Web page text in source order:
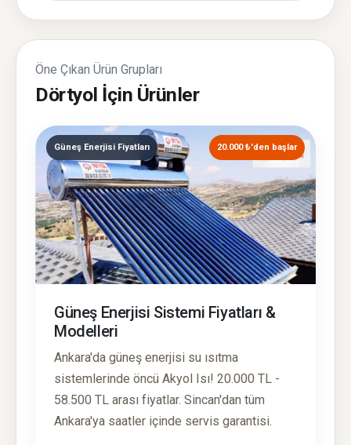
Öne Çıkan Ürün Grupları
Dörtyol İçin Ürünler
Güneş Enerjisi Fiyatları 20.000 ₺'den başlar
Güneş Enerjisi Sistemi Fiyatları &
Modelleri
Ankara'da güneş enerjisi su ısıtma
sistemlerinde öncü Akyol Isı! 20.000 TL -
58.500 TL arası fiyatlar. Sincan'dan tüm
Ankara'ya saatler içinde servis garantisi.